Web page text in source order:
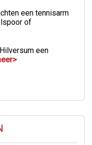
een tennisarm
of
een